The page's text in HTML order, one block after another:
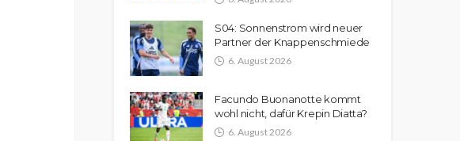
S04: Sonnenstrom wird neuer
Partner der Knappenschmiede
6. August 2026
Facundo Buonanotte kommt
wohl nicht, dafür Krepin Diatta?
6. August 2026